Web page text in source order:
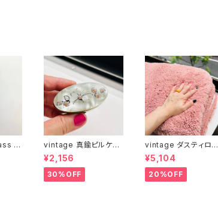
c
vintage 真鍮ピルケー
ス
¥2,156
30%OFF
vintage ダスティロー
ズ バスマット
¥5,104
20%OFF